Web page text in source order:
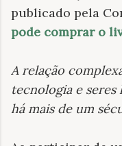
publicado pela
pode comprar o
A relação
tecnologia e
há mais de um